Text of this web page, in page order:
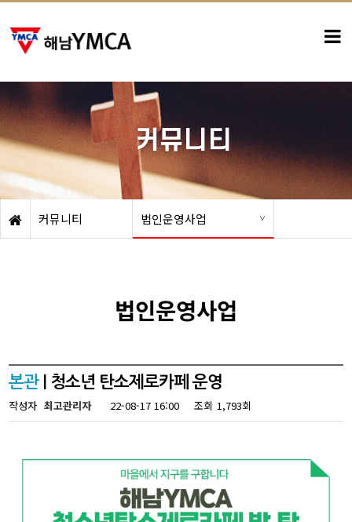
-
커뮤니티
커뮤니티 법인운영사업
법인운영사업
본관| 청소년 탄소제로카페 운영
작성자 최고관리자 22-08-17 16:00 조회 1,793회